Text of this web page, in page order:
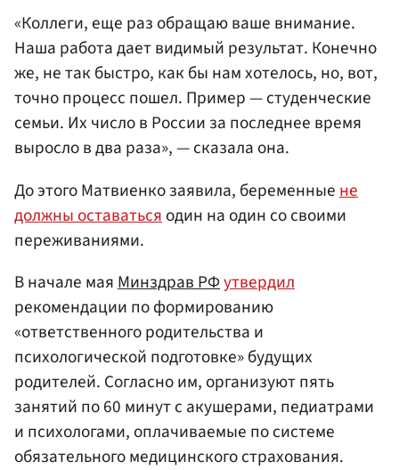
«Коллеги, еще раз обращаю ваше внимание.
Наша работа дает видимый результат. Конечно
же, не так быстро, как бы нам хотелось, но, вот,
точно процесс пошел. Пример — студенческие
семьи. Их число в России за последнее время
выросло в два раза», — сказала она.
До этого Матвиенко заявила, беременные не
должны оставаться один на один со своими
переживаниями.
В начале маяМинздрав РФутвердил
рекомендации по формированию
«ответственного родительства и
психологической подготовке» будущих
родителей. Согласно им, организуют пять
занятий по 60 минут с акушерами, педиатрами
и психологами, оплачиваемые по системе
обязательного медицинского страхования.